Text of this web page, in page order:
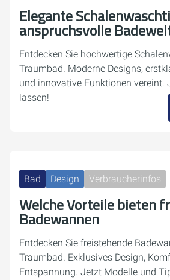
Elegante
anspruchsvolle
Entdecken Sie hochwertige
Traumbad. Moderne Designs,
und innovative Funktionen vereint.
lassen!
Bad Design Verbraucherinfos
Welche Vorteile bieten
Badewannen
Entdecken Sie freistehende
Traumbad. Exklusives Design,
Entspannung. Jetzt Modelle und